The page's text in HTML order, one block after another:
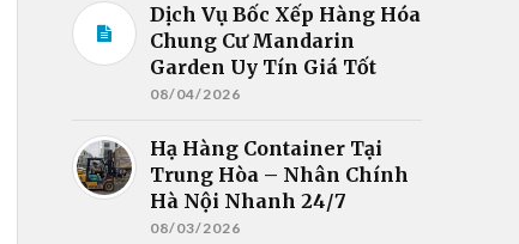
Dịch Vụ Bốc Xếp Hàng Hóa
Chung Cư Mandarin
Garden Uy Tín Giá Tốt
08/04/2026
Hạ Hàng Container Tại
Trung Hòa – Nhân Chính
Hà Nội Nhanh 24/7
08/03/2026